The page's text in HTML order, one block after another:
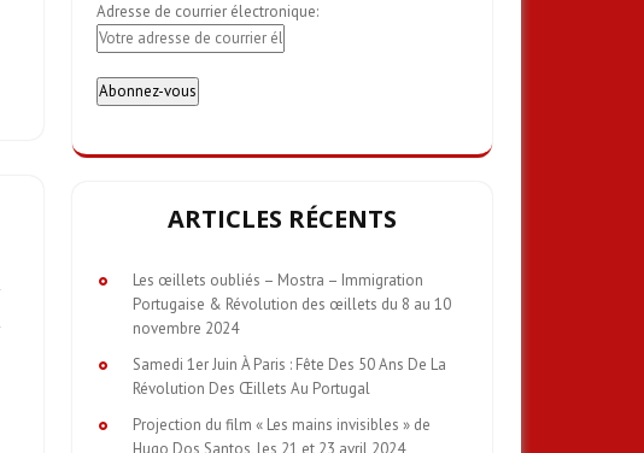
Adresse de courrier électronique:
ARTICLES RÉCENTS
Les œillets oubliés – Mostra – Immigration
Portugaise & Révolution des œillets du 8 au 10
novembre 2024
Samedi 1er Juin À Paris : Fête Des 50 Ans De La
Révolution Des Œillets Au Portugal
Projection du film « Les mains invisibles » de
Hugo Dos Santos, les 21 et 23 avril 2024